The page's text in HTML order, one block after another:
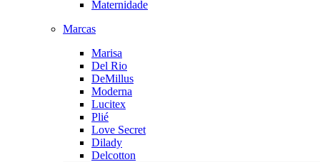
Maternidade
Marcas
Marisa
Del Rio
DeMillus
Moderna
Lucitex
Plié
Love Secret
Dilady
Delcotton